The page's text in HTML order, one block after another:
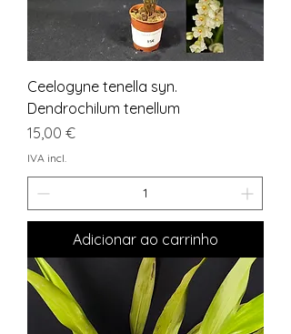
Ceelogyne tenella syn.
Dendrochilum tenellum
Preço
15,00 €
IVA incl.
Adicionar ao carrinho